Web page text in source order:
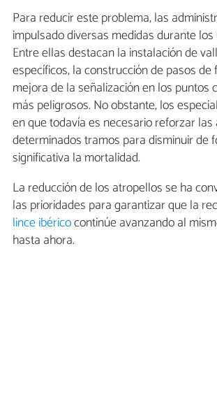
Para reducir este problema, las
impulsado diversas medidas durante
Entre ellas destacan la instalación de
específicos, la construcción de pasos de
mejora de la señalización en los puntos
más peligrosos. No obstante, los
en que todavía es necesario reforzar
determinados tramos para disminuir de
significativa la mortalidad.
La reducción de los atropellos se ha
las prioridades para garantizar que la
lince ibéricocontinúe avanzando al
hasta ahora.